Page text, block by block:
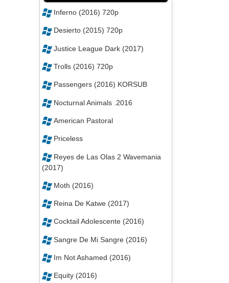
Inferno (2016) 720p
Desierto (2015) 720p
Justice League Dark (2017)
Trolls (2016) 720p
Passengers (2016) KORSUB
Nocturnal Animals .2016
American Pastoral
Priceless
Reyes de Las Olas 2 Wavemania
(2017)
Moth (2016)
Reina De Katwe (2017)
Cocktail Adolescente (2016)
Sangre De Mi Sangre (2016)
Im Not Ashamed (2016)
Equity (2016)